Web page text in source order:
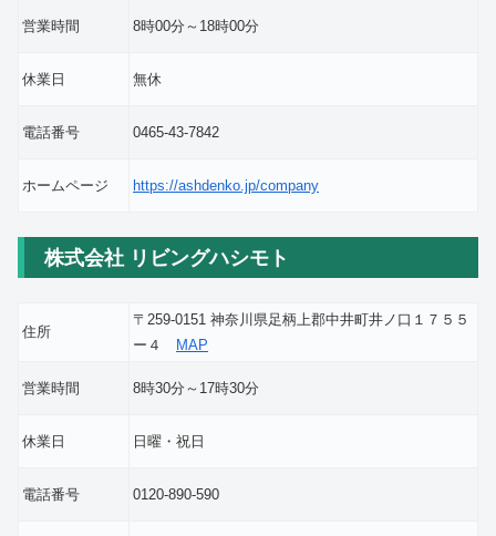
営業時間 8時00分～18時00分
休業日 無休
電話番号 0465-43-7842
ホームページ https://ashdenko.jp/company
株式会社 リビングハシモト
住所
〒259-0151 神奈川県足柄上郡中井町井ノ口１７５５
ー４
MAP
営業時間 8時30分～17時30分
休業日 日曜・祝日
電話番号 0120-890-590